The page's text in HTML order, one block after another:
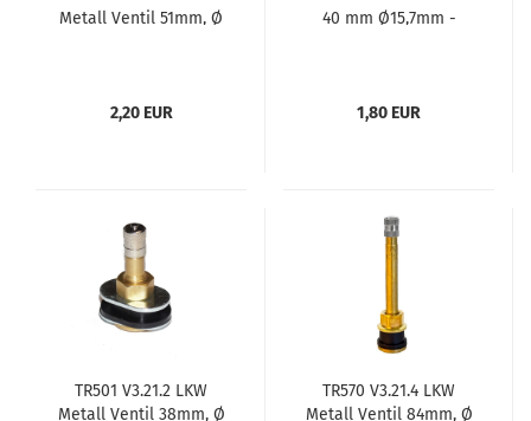
Metall Ventil 51mm, Ø
2,20 EUR
40 mm Ø15,7mm -
1,80 EUR
TR501 V3.21.2 LKW
Metall Ventil 38mm, Ø
TR570 V3.21.4 LKW
Metall Ventil 84mm, Ø